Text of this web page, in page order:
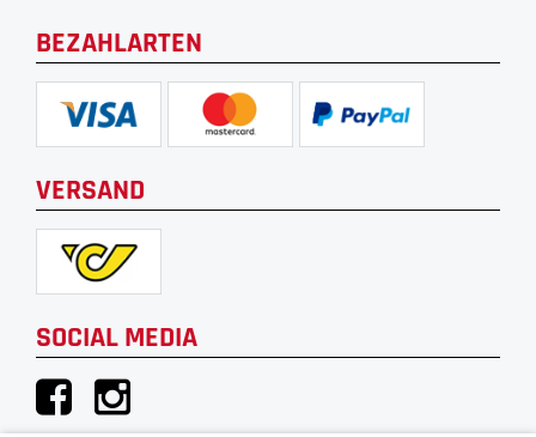
BEZAHLARTEN
VERSAND
SOCIAL MEDIA